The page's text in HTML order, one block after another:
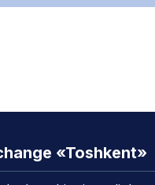
«Toshkent»